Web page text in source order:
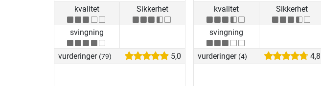
kvalitet
Sikkerhet
svingning
vurderinger (79) 5,0
kvalitet
Sikkerhet
svingning
vurderinger (4) 4,8